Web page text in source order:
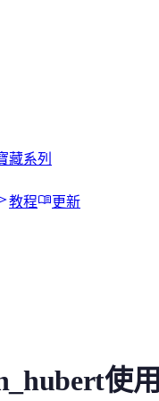
藏系列
教程menu_book更新
們發現有部分用戶對模
使